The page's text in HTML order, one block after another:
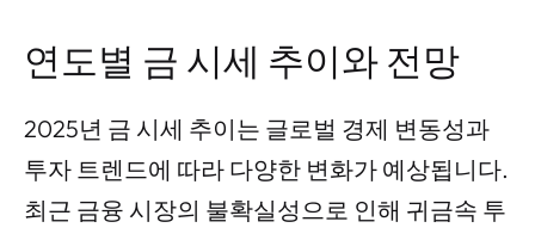
연도별 금 시세 추이와 전망
2025년 금 시세 추이는 글로벌 경제 변동성과
투자 트렌드에 따라 다양한 변화가 예상됩니다.
최근 금융 시장의 불확실성으로 인해 귀금속 투